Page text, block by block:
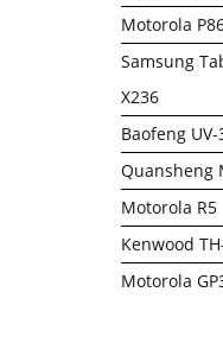
Motorola
Samsung
X236
Baofeng
Quansheng
Motorola R5
Kenwood
Motorola